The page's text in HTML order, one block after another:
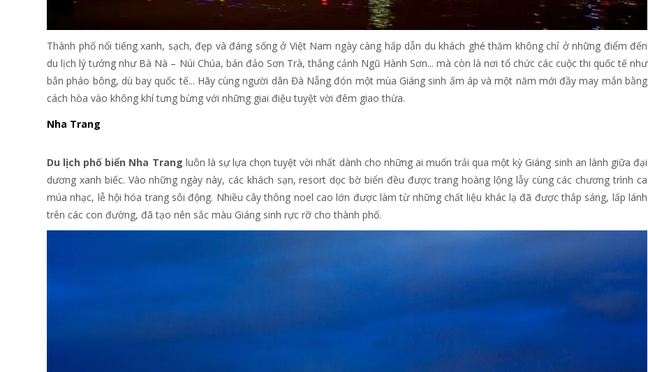
Thành phố nổi tiếng xanh, sạch, đẹp và đáng sống ở Việt Nam ngày càng hấp dẫn du khách ghé thăm không chỉ ở những điểm đến
du lịch lý tưởng như Bà Nà – Núi Chúa, bán đảo Sơn Trà, thắng cảnh Ngũ Hành Sơn... mà còn là nơi tổ chức các cuộc thi quốc tế như
bắn pháo bông, dù bay quốc tế... Hãy cùng người dân Đà Nẵng đón một mùa Giáng sinh ấm áp và một năm mới đầy may mắn bằng
cách hòa vào không khí tưng bừng với những giai điệu tuyệt vời đêm giao thừa.
Nha Trang
Du lịch phố biển Nha Trang luôn là sự lựa chọn tuyệt vời nhất dành cho những ai muốn trải qua một kỳ Giáng sinh an lành giữa đại
dương xanh biếc. Vào những ngày này, các khách sạn, resort dọc bờ biển đều được trang hoàng lộng lẫy cùng các chương trình ca
múa nhạc, lễ hội hóa trang sôi động. Nhiều cây thông noel cao lớn được làm từ những chất liệu khác lạ đã được thắp sáng, lấp lánh
trên các con đường, đã tạo nên sắc màu Giáng sinh rực rỡ cho thành phố.